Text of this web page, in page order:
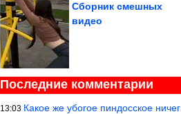
Сборник смешных
видео
Последние комментарии
13:03 Какое же убогое пиндосское ничего. Наташ, и не стыдно такую фигн